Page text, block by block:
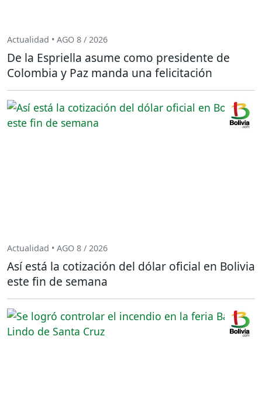
Actualidad • AGO 8 / 2026
De la Espriella asume como presidente de
Colombia y Paz manda una felicitación
Actualidad • AGO 8 / 2026
Así está la cotización del dólar oficial en Bolivia
este fin de semana